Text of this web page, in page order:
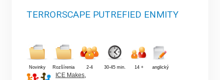
TERRORSCAPE PUTREFIED ENMITY
Novinky Rozšírenia 2-4 30-45 min. 14 + anglický
ICE Makes